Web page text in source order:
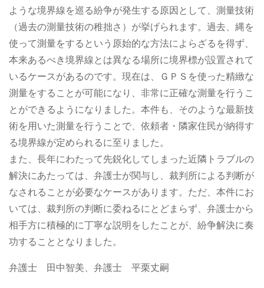
ような境界線を巡る紛争が発生する原因として、測量技術
（過去の測量技術の稚拙さ）が挙げられます。過去、縄を
使って測量をするという原始的な方法によらざるを得ず、
本来あるべき境界線とは異なる場所に境界標が設置されて
いるケースがあるのです。現在は、ＧＰＳを使った精緻な
測量をすることが可能になり、非常に正確な測量を行うこ
とができるようになりました。本件も、そのような最新技
術を用いた測量を行うことで、依頼者・隣家住民が納得す
る境界線が定められるに至りました。
また、長年にわたって先鋭化してしまった近隣トラブルの
解決にあたっては、弁護士が関与し、裁判所による判断が
なされることが必要なケースがあります。ただ、本件にお
いては、裁判所の判断に委ねるにとどまらず、弁護士から
相手方に積極的に丁寧な説明をしたことが、紛争解決に奏
功することとなりました。
弁護士 田中智美、弁護士 平栗丈嗣